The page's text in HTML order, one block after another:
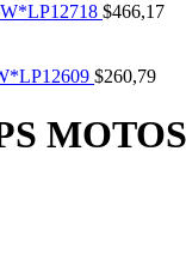
$466,17
$260,79